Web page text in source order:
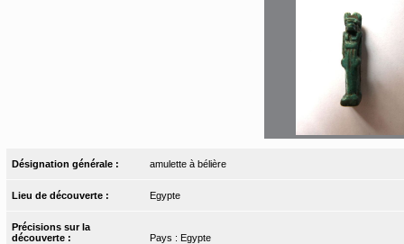
Désignation générale : amulette à bélière
Lieu de découverte : Egypte
Précisions sur la
découverte :
Pays : Egypte